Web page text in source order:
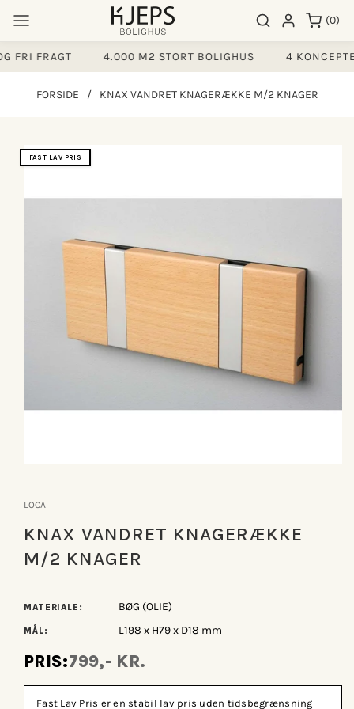
indhold
Søgeresultater
Log ind (0)
0
varer
FRI FRAGT 4.000 M2 STORT BOLIGHUS 4
FORSIDE / KNAX VANDRET KNAGERÆKKE M/2 KNAGER
FAST LAV PRIS
til
iLOCA
KNAX VANDRET KNAGERÆKKE
M/2 KNAGER
MATERIALE: BØG (OLIE)
MÅL: L198 x H79 x D18 mm
PRIS:799,- KR.
Fast Lav Pris er en stabil lav pris uden tidsbegrænsning